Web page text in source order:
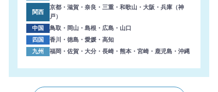
【大阪府】複合機 SHARP 導入のお問い合わせを頂きまし
た。ありがとうございます。
2026年8月6日 13:47
【東京都】複合機 RICOH 導入のお問い合わせを頂きまし
た。ありがとうございます。
2026年8月6日 13:38
関西
京都・滋賀・奈良・三重・和歌山・大阪・兵庫（神
戸）
中国
鳥取・岡山・島根・広島・山口
四国
香川・徳島・愛媛・高知
九州
福岡・佐賀・大分・長崎・熊本・宮崎・鹿児島・沖縄